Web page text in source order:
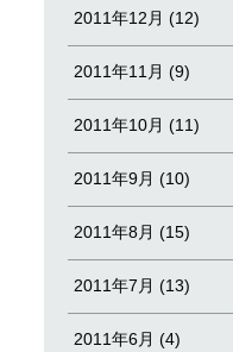
2011年12月 (12)
2011年11月 (9)
2011年10月 (11)
2011年9月 (10)
2011年8月 (15)
2011年7月 (13)
2011年6月 (4)